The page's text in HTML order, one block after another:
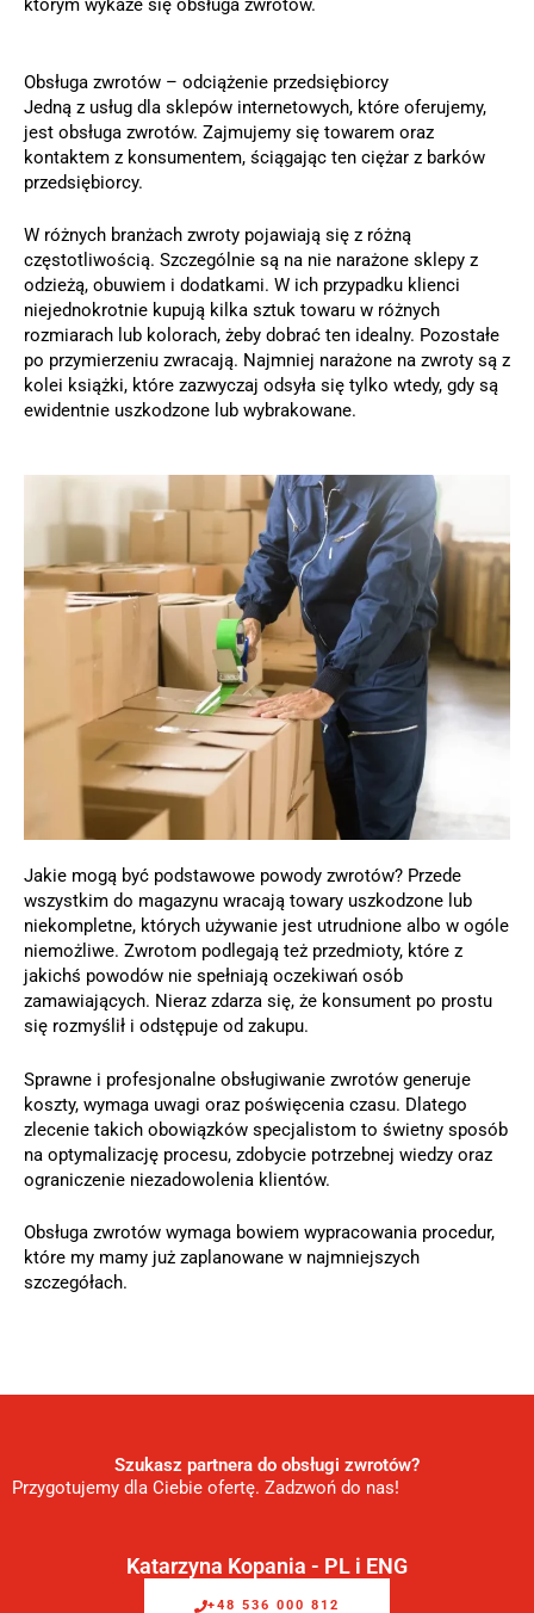
którym wykaże się obsługa zwrotów.
Obsługa zwrotów – odciążenie przedsiębiorcy
Jedną z usług dla sklepów internetowych, które oferujemy,
jest obsługa zwrotów. Zajmujemy się towarem oraz
kontaktem z konsumentem, ściągając ten ciężar z barków
przedsiębiorcy.
W różnych branżach zwroty pojawiają się z różną
częstotliwością. Szczególnie są na nie narażone sklepy z
odzieżą, obuwiem i dodatkami. W ich przypadku klienci
niejednokrotnie kupują kilka sztuk towaru w różnych
rozmiarach lub kolorach, żeby dobrać ten idealny. Pozostałe
po przymierzeniu zwracają. Najmniej narażone na zwroty są z
kolei książki, które zazwyczaj odsyła się tylko wtedy, gdy są
ewidentnie uszkodzone lub wybrakowane.
Jakie mogą być podstawowe powody zwrotów? Przede
wszystkim do magazynu wracają towary uszkodzone lub
niekompletne, których używanie jest utrudnione albo w ogóle
niemożliwe. Zwrotom podlegają też przedmioty, które z
jakichś powodów nie spełniają oczekiwań osób
zamawiających. Nieraz zdarza się, że konsument po prostu
się rozmyślił i odstępuje od zakupu.
Sprawne i profesjonalne obsługiwanie zwrotów generuje
koszty, wymaga uwagi oraz poświęcenia czasu. Dlatego
zlecenie takich obowiązków specjalistom to świetny sposób
na optymalizację procesu, zdobycie potrzebnej wiedzy oraz
ograniczenie niezadowolenia klientów.
Obsługa zwrotów wymaga bowiem wypracowania procedur,
które my mamy już zaplanowane w najmniejszych
szczegółach.
Szukasz partnera do obsługi zwrotów?
Przygotujemy dla Ciebie ofertę. Zadzwoń do nas!
Katarzyna Kopania - PL i ENG
+48 536 000 812